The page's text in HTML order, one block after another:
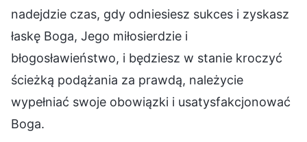
nadejdzie czas, gdy odniesiesz sukces i zyskasz
łaskę Boga, Jego miłosierdzie i
błogosławieństwo, i będziesz w stanie kroczyć
ścieżką podążania za prawdą, należycie
wypełniać swoje obowiązki i usatysfakcjonować
Boga.